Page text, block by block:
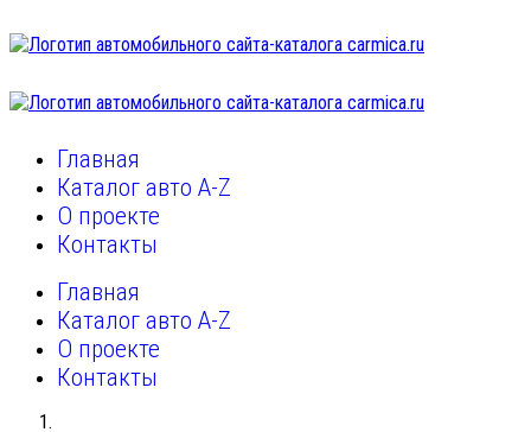
Главная
Каталог авто A-Z
О проекте
Контакты
Главная
Каталог авто A-Z
О проекте
Контакты